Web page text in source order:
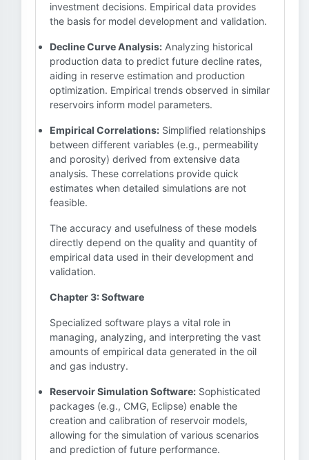
investment decisions. Empirical data provides
the basis for model development and validation.
Decline Curve Analysis: Analyzing historical
production data to predict future decline rates,
aiding in reserve estimation and production
optimization. Empirical trends observed in similar
reservoirs inform model parameters.
Empirical Correlations: Simplified relationships
between different variables (e.g., permeability
and porosity) derived from extensive data
analysis. These correlations provide quick
estimates when detailed simulations are not
feasible.
The accuracy and usefulness of these models
directly depend on the quality and quantity of
empirical data used in their development and
validation.
Chapter 3: Software
Specialized software plays a vital role in
managing, analyzing, and interpreting the vast
amounts of empirical data generated in the oil
and gas industry.
Reservoir Simulation Software: Sophisticated
packages (e.g., CMG, Eclipse) enable the
creation and calibration of reservoir models,
allowing for the simulation of various scenarios
and prediction of future performance.